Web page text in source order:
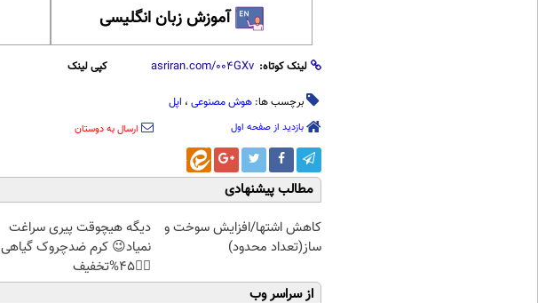
آموزش زبان انگلیسی
لینک کوتاه: کپی لینک
برچسب ها: هوش مصنوعی ، اپل
بازدید از صفحه اول ارسال به دوستان
مطالب پیشنهادی
کاهش اشتها/افزایش سوخت و
ساز(تعداد محدود)
دیگه هیچوقت پیری سراغت
نمیاد😉 کرم ضدچروک گیاهی
👈🏻45%تخفیف
از سراسر وب